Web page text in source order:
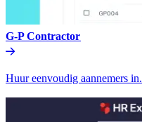
G-P Contractor​​
Huur eenvoudig aannemers in.​​